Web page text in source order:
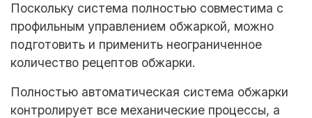
Поскольку система полностью совместима с
профильным управлением обжаркой, можно
подготовить и применить неограниченное
количество рецептов обжарки.
Полностью автоматическая система обжарки
контролирует все механические процессы, а